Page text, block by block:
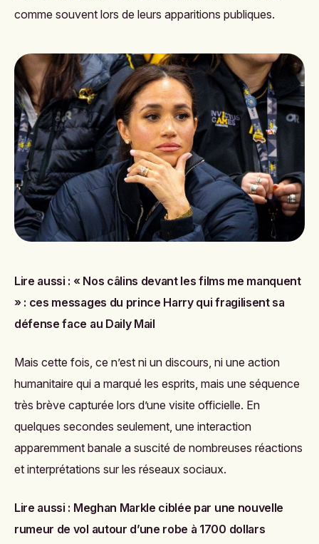
comme souvent lors de leurs apparitions publiques.
Lire aussi : « Nos câlins devant les films me manquent
» : ces messages du prince Harry qui fragilisent sa
défense face au Daily Mail
Mais cette fois, ce n’est ni un discours, ni une action
humanitaire qui a marqué les esprits, mais une séquence
très brève capturée lors d’une visite officielle. En
quelques secondes seulement, une interaction
apparemment banale a suscité de nombreuses réactions
et interprétations sur les réseaux sociaux.
Lire aussi : Meghan Markle ciblée par une nouvelle
rumeur de vol autour d’une robe à 1700 dollars